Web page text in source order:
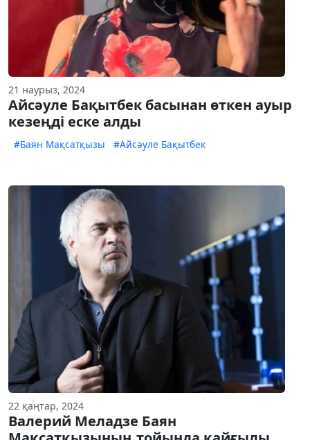
21 наурыз, 2024
Айсәуле Бақытбек басынан өткен ауыр
кезеңді еске алды
#Баян Мақсатқызы #Айсәуле Бақытбек
22 қаңтар, 2024
Валерий Меладзе Баян